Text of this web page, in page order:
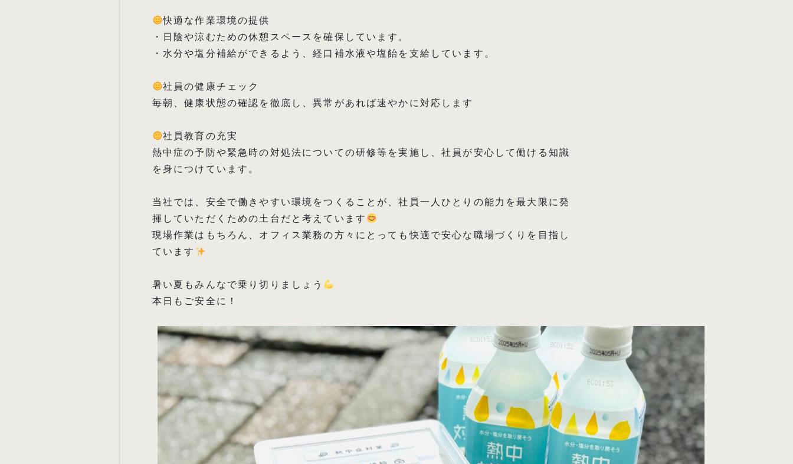
快適な作業環境の提供
・日陰や涼むための休憩スペースを確保しています。
・水分や塩分補給ができるよう、経口補水液や塩飴を支給しています。
社員の健康チェック
毎朝、健康状態の確認を徹底し、異常があれば速やかに対応します
社員教育の充実
熱中症の予防や緊急時の対処法についての研修等を実施し、社員が安心して働ける知識
を身につけています。
当社では、安全で働きやすい環境をつくることが、社員一人ひとりの能力を最大限に発
揮していただくための土台だと考えています
現場作業はもちろん、オフィス業務の方々にとっても快適で安心な職場づくりを目指し
ています
暑い夏もみんなで乗り切りましょう
本日もご安全に！